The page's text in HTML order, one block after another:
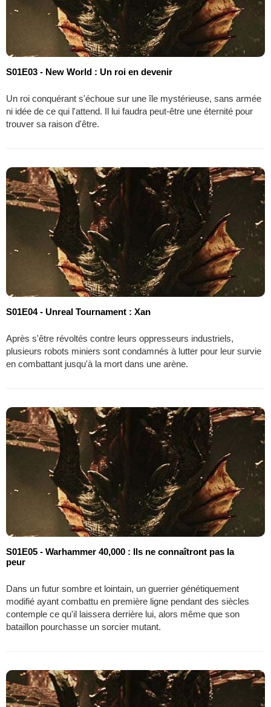
S01E03 - New World : Un roi en devenir
Un roi conquérant s'échoue sur une île mystérieuse, sans armée
ni idée de ce qui l'attend. Il lui faudra peut-être une éternité pour
trouver sa raison d'être.
S01E04 - Unreal Tournament : Xan
Après s'être révoltés contre leurs oppresseurs industriels,
plusieurs robots miniers sont condamnés à lutter pour leur survie
en combattant jusqu'à la mort dans une arène.
S01E05 - Warhammer 40,000 : Ils ne connaîtront pas la
peur
Dans un futur sombre et lointain, un guerrier génétiquement
modifié ayant combattu en première ligne pendant des siècles
contemple ce qu'il laissera derrière lui, alors même que son
bataillon pourchasse un sorcier mutant.